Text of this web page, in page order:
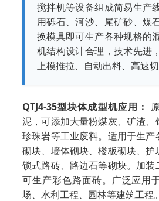
搅拌机等设备组成简易生产
用砾石、河沙、尾矿砂、煤
换模具即可生产各种规格的
机结构设计合理，技术先进
上模推拉、自动出料、高速切
QTJ4-35型块体成型机应用：
泥，可添加大量粉煤灰、矿渣、
珍珠岩等工业废料。适用于生
砌块、墙体砌块、楼板砌块、护
锁式路砖、路边石等砌块。加
可生产彩色路面砖。广泛应用
场、水利工程、园林等建筑工程。